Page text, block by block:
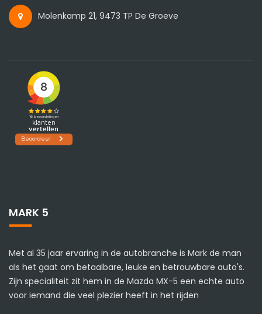
Molenkamp 21, 9473 TP De Groeve
MARK 5
Met al 35 jaar ervaring in de autobranche is Mark de man
als het gaat om betaalbare, leuke en betrouwbare auto's.
Zijn specialiteit zit hem in de Mazda MX-5 een echte auto
voor iemand die veel plezier heeft in het rijden